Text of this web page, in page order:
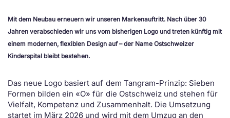
Mit dem Neubau erneuern wir unseren Markenauftritt. Nach über 30
Jahren verabschieden wir uns vom bisherigen Logo und treten künftig mit
einem modernen, flexiblen Design auf – der Name Ostschweizer
Kinderspital bleibt bestehen.
Das neue Logo basiert auf dem Tangram-Prinzip: Sieben
Formen bilden ein «O» für die Ostschweiz und stehen für
Vielfalt, Kompetenz und Zusammenhalt. Die Umsetzung
startet im März 2026 und wird mit dem Umzug an den